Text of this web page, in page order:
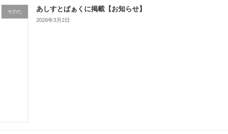
そのた あしすとぱぁくに掲載【お知らせ】
2026年3月2日